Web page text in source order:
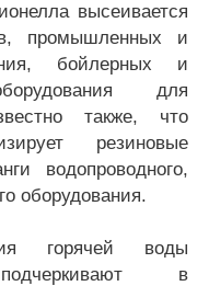
высеивается
промышленных и
бойлерных и
для
также, что
резиновые
водопроводного,
оборудования.
горячей воды
в